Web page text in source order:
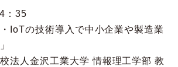
：35
の技術導入で中小企業や製造業
工業大学 情報理工学部 教